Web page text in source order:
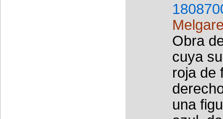
Obra
cuya
roja de
una